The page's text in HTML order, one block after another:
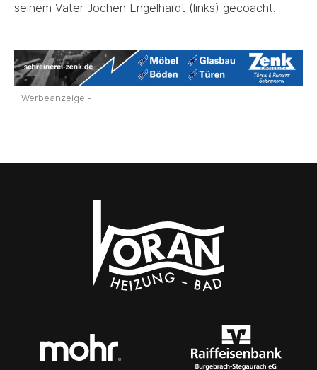
seinem Vater Jochen Engelhardt (links) gecoacht.
- Werbeanzeige -